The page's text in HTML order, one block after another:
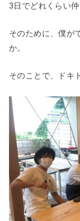
3日でどれくらい
そのために、僕が
か。
そのことで、ドキ